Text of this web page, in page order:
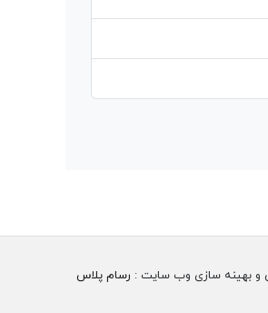
و بهینه سازی وب سایت : رسام پلاس